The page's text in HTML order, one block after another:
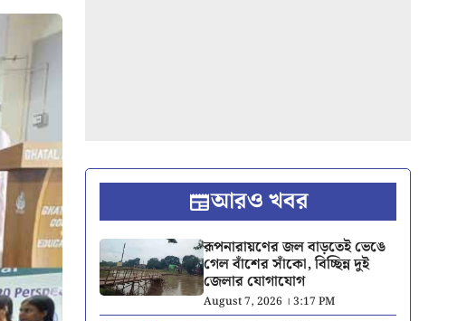
আরও খবর
রূপনারায়ণের জল বাড়তেই ভেঙে
গেল বাঁশের সাঁকো, বিচ্ছিন্ন দুই
জেলার যোগাযোগ
August 7, 2026 । 3:17 PM